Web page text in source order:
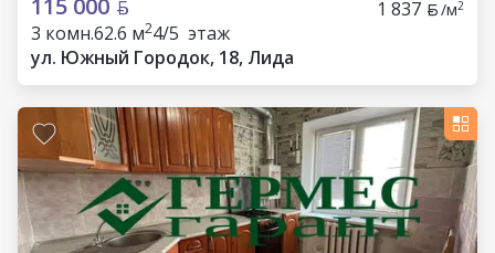
1 837 /м2
3 комн.62.6 м24/5 этаж
ул. Южный Городок, 18, Лида